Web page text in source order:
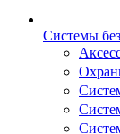
Системы